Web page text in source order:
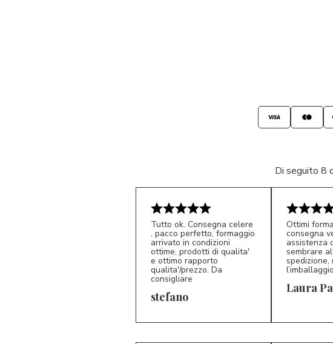
Di seguito 8
S*
Tutto ok. Consegna celere
, pacco perfetto, formaggio
arrivato in condizioni
ottime, prodotti di qualita'
e ottimo rapporto
qualita'/prezzo. Da
consigliare
stefano LP
Ottimi
consegna
assistenza
sembrare
Laura